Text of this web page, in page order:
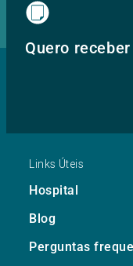
Quero
Links Úteis
Hospital
Blog
Perguntas